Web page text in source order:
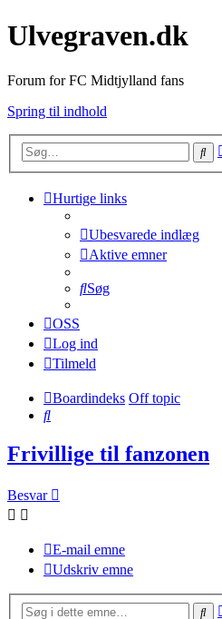
Ulvegraven.dk
Forum for FC Midtjylland fans
Spring til indhold
Søg
Hurtige links
Ubesvarede indlæg
Aktive emner
Søg
OSS
Log ind
Tilmeld
Boardindeks Off topic
Søg
Frivillige til fanzonen
Besvar
E-mail emne
Udskriv emne
Søg